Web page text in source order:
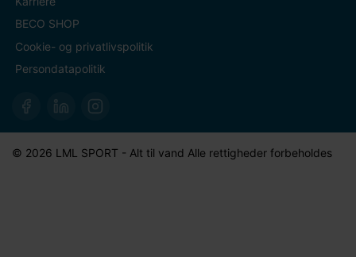
BECO SHOP
Cookie- og privatlivspolitik
Persondatapolitik
© 2026 LML SPORT - Alt til vand Alle rettigheder forbeholdes